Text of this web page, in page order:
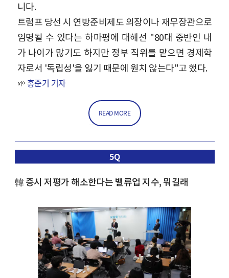
니다.
트럼프 당선 시 연방준비제도 의장이나 재무장관으로
임명될 수 있다는 하마평에 대해선 "80대 중반인 내
가 나이가 많기도 하지만 정부 직위를 맡으면 경제학
자로서 '독립성'을 잃기 때문에 원치 않는다"고 했다.
🌱 홍준기 기자
READ MORE
5Q
韓 증시 저평가 해소한다는 밸류업 지수, 뭐길래